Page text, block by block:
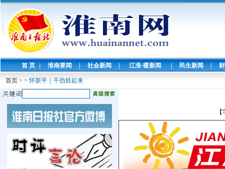
首 页 | 淮南要闻 | 社会新闻 | 江淮·暖新闻 | 民生新闻 |
首页 > > 怀新平｜干劲鼓起来